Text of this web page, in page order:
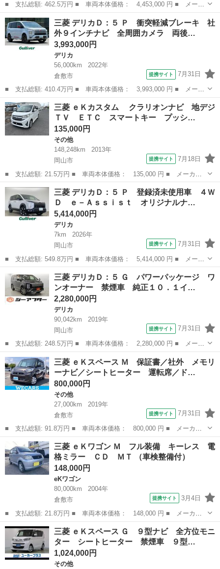
■ 支払総額: 462.5万円 ■ 車両本体価格： 4,453,000 円 ■ メーカ
ー名： 三菱 ■ 車種名： アウトランダーＰＨＥＶ ■ グレード
名： Ｐエグゼクティブパッケージ ヤマハサウンド 純正１２．３
型ナビ 全...
岡山 岡山市 その他
三菱 デリカＤ：５ Ｐ 衝突軽減ブレーキ 社
外９インチナビ 全周囲カメラ 両後…
3,993,000円
デリカ
56,000km
2022年
倉敷市
提携サイト 7月31日
■ 支払総額: 410.4万円 ■ 車両本体価格： 3,993,000 円 ■ メーカ
ー名： 三菱 ■ 車種名： デリカＤ：５ ■ グレード名： Ｐ 衝
突軽減ブレーキ 社外９インチナビ 全周囲カメラ 両後パワースラ
イドドア...
岡山 倉敷市 デリカ
三菱 ｅＫカスタム クラリオンナビ 地デジ
ＴＶ ＥＴＣ スマートキー プッシ…
135,000円
その他
148,248km
2013年
岡山市
提携サイト 7月18日
■ 支払総額: 21.5万円 ■ 車両本体価格： 135,000 円 ■ メーカー
名： 三菱 ■ 車種名： ｅＫカスタム ■ グレード名： クラリ
オンナビ 地デジＴＶ ＥＴＣ スマートキー プッシュスタート
オートエアコ...
岡山 岡山市 その他
三菱 デリカＤ：５ Ｐ 登録済未使用車 ４Ｗ
Ｄ ｅ－Ａｓｓｉｓｔ オリジナルナ…
5,414,000円
デリカ
7km
2026年
岡山市
提携サイト 7月31日
■ 支払総額: 549.8万円 ■ 車両本体価格： 5,414,000 円 ■ メーカ
ー名： 三菱 ■ 車種名： デリカＤ：５ ■ グレード名： Ｐ 登
録済未使用車 ４ＷＤ ｅ－Ａｓｓｉｓｔ オリジナルナビ取付パッ
ケージ＋...
岡山 岡山市 デリカ
三菱 デリカＤ：５ Ｇ パワーパッケージ ワ
ンオーナー 禁煙車 純正１０．１イ…
2,280,000円
デリカ
90,042km
2019年
岡山市
提携サイト 7月31日
■ 支払総額: 248.5万円 ■ 車両本体価格： 2,280,000 円 ■ メーカ
ー名： 三菱 ■ 車種名： デリカＤ：５ ■ グレード名： Ｇ パ
ワーパッケージ ワンオーナー 禁煙車 純正１０．１インチナビ
後席１１...
岡山 岡山市 デリカ
三菱 ｅＫスペース Ｍ 保証書／社外 メモリ
ーナビ／シートヒーター 運転席／ド…
800,000円
その他
27,000km
2019年
倉敷市
提携サイト 7月31日
■ 支払総額: 91.8万円 ■ 車両本体価格： 800,000 円 ■ メーカー
名： 三菱 ■ 車種名： ｅＫスペース ■ グレード名： Ｍ 保証
書／社外 メモリーナビ／シートヒーター 運転席／ドライブレコー
ダー 社外／...
岡山 倉敷市 その他
三菱 ｅＫワゴン Ｍ フル装備 キーレス 電
格ミラー ＣＤ ＭＴ （車検整備付）
148,000円
eKワゴン
80,000km
2004年
倉敷市
提携サイト 3月4日
■ 支払総額: 21.8万円 ■ 車両本体価格： 148,000 円 ■ メーカー
名： 三菱 ■ 車種名： ｅＫワゴン ■ グレード名： Ｍ フル装
備 キーレス 電格ミラー ＣＤ ＭＴ ■ 排気量： 660cc ■ ドア
枚...
岡山 倉敷市 eKワゴン
三菱 ｅＫスペース Ｇ ９型ナビ 全方位モニ
ター シートヒーター 禁煙車 ９型…
1,024,000円
その他